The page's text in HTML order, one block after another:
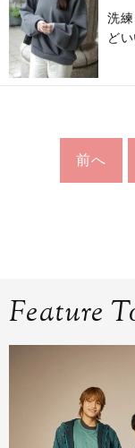
洗
ど
前へ
Feature